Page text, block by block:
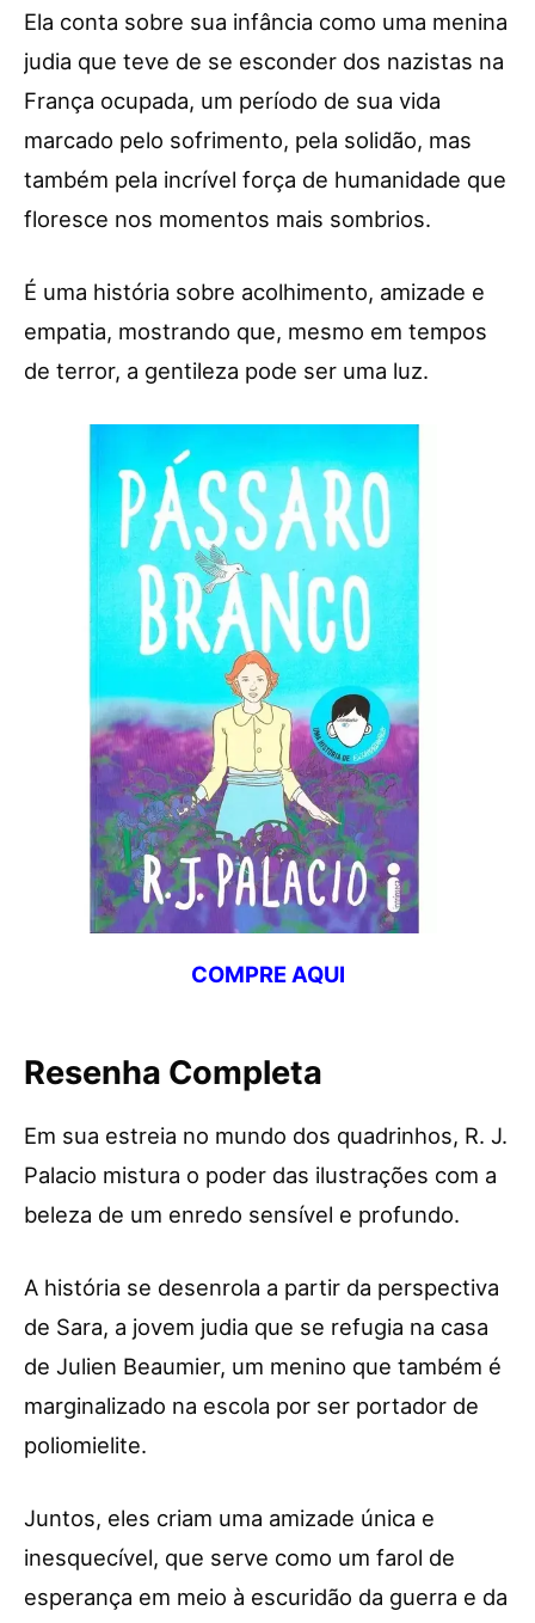
Ela conta sobre sua infância como uma menina
judia que teve de se esconder dos nazistas na
França ocupada, um período de sua vida
marcado pelo sofrimento, pela solidão, mas
também pela incrível força de humanidade que
floresce nos momentos mais sombrios.
É uma história sobre acolhimento, amizade e
empatia, mostrando que, mesmo em tempos
de terror, a gentileza pode ser uma luz.
COMPRE AQUI
Resenha Completa
Em sua estreia no mundo dos quadrinhos, R. J.
Palacio mistura o poder das ilustrações com a
beleza de um enredo sensível e profundo.
A história se desenrola a partir da perspectiva
de Sara, a jovem judia que se refugia na casa
de Julien Beaumier, um menino que também é
marginalizado na escola por ser portador de
poliomielite.
Juntos, eles criam uma amizade única e
inesquecível, que serve como um farol de
esperança em meio à escuridão da guerra e da